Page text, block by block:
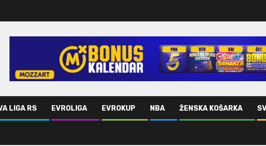
LIGA RS EVROLIGA EVROKUP NBA ŽENSKA KOŠARKA